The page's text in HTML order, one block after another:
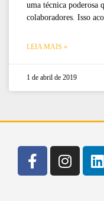
uma técnica poderosa
colaboradores. Isso
LEIA MAIS »
1 de abril de 2019